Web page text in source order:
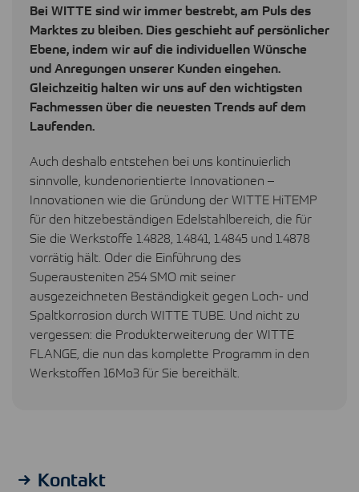
Bei WITTE sind wir immer bestrebt, am Puls des
Marktes zu bleiben. Dies geschieht auf persönlicher
Ebene, indem wir auf die individuellen Wünsche
und Anregungen unserer Kunden eingehen.
Gleichzeitig halten wir uns auf den wichtigsten
Fachmessen über die neuesten Trends auf dem
Laufenden.
Auch deshalb entstehen bei uns kontinuierlich
sinnvolle, kundenorientierte Innovationen –
Innovationen wie die Gründung der WITTEHiTEMP
für den hitzebeständigen Edelstahlbereich, die für
Sie die Werkstoffe 1.4828, 1.4841, 1.4845 und 1.4878
vorrätig hält. Oder die Einführung des
Superausteniten 254 SMOmit seiner
ausgezeichneten Beständigkeit gegen Loch- und
Spaltkorrosion durch WITTE TUBE. Und nicht zu
vergessen: die Produkterweiterung der WITTE
FLANGE, die nun das komplette Programm in den
Werkstoffen 16Mo3 für Sie bereithält.
Kontakt